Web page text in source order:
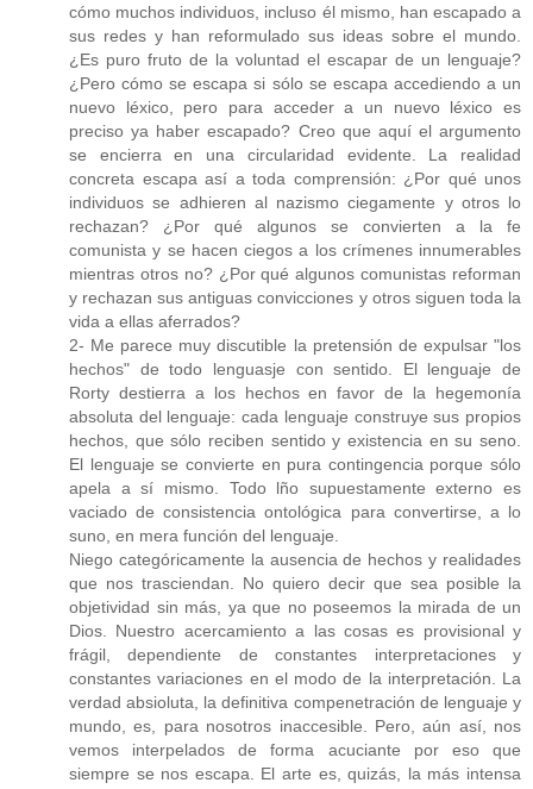
cómo muchos individuos, incluso él mismo, han escapado a
sus redes y han reformulado sus ideas sobre el mundo.
¿Es puro fruto de la voluntad el escapar de un lenguaje?
¿Pero cómo se escapa si sólo se escapa accediendo a un
nuevo léxico, pero para acceder a un nuevo léxico es
preciso ya haber escapado? Creo que aquí el argumento
se encierra en una circularidad evidente. La realidad
concreta escapa así a toda comprensión: ¿Por qué unos
individuos se adhieren al nazismo ciegamente y otros lo
rechazan? ¿Por qué algunos se convierten a la fe
comunista y se hacen ciegos a los crímenes innumerables
mientras otros no? ¿Por qué algunos comunistas reforman
y rechazan sus antiguas convicciones y otros siguen toda la
vida a ellas aferrados?
2- Me parece muy discutible la pretensión de expulsar "los
hechos" de todo lenguasje con sentido. El lenguaje de
Rorty destierra a los hechos en favor de la hegemonía
absoluta del lenguaje: cada lenguaje construye sus propios
hechos, que sólo reciben sentido y existencia en su seno.
El lenguaje se convierte en pura contingencia porque sólo
apela a sí mismo. Todo lño supuestamente externo es
vaciado de consistencia ontológica para convertirse, a lo
suno, en mera función del lenguaje.
Niego categóricamente la ausencia de hechos y realidades
que nos trasciendan. No quiero decir que sea posible la
objetividad sin más, ya que no poseemos la mirada de un
Dios. Nuestro acercamiento a las cosas es provisional y
frágil, dependiente de constantes interpretaciones y
constantes variaciones en el modo de la interpretación. La
verdad absioluta, la definitiva compenetración de lenguaje y
mundo, es, para nosotros inaccesible. Pero, aún así, nos
vemos interpelados de forma acuciante por eso que
siempre se nos escapa. El arte es, quizás, la más intensa